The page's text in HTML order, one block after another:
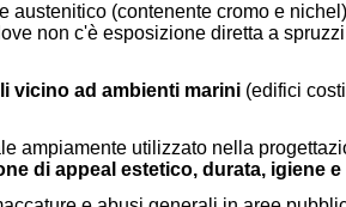
austenitico (contenente cromo e
non c'è esposizione diretta a
vicino ad ambienti marini (edifici
ampiamente utilizzato nella
di appeal estetico, durata, igiene